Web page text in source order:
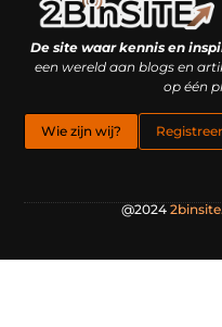
De site waar kennis en
een wereld aan blogs en
op één
Wie zijn wij? Registreer
@2024